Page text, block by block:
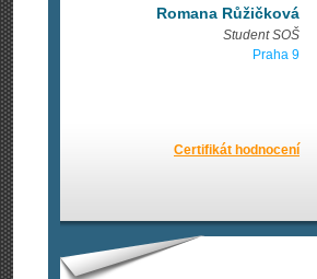
Romana Růžičková
Student SOŠ
Praha 9
Certifikát hodnocení